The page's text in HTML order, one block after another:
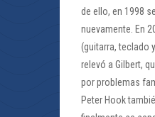
de ello, en 1998
nuevamente. En
(guitarra, teclado
relevó a Gilbert,
por problemas
Peter Hook